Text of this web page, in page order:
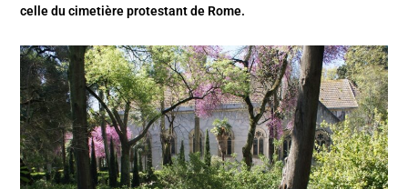
celle du cimetière protestant de Rome.